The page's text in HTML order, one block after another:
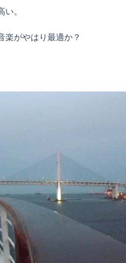
。
楽がやはり最適か？